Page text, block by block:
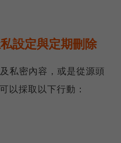
設定與定期刪除
私密內容，或是從源頭
以採取以下行動：